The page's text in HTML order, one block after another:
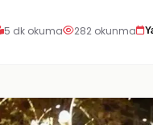
5 dk okuma 282 okunma